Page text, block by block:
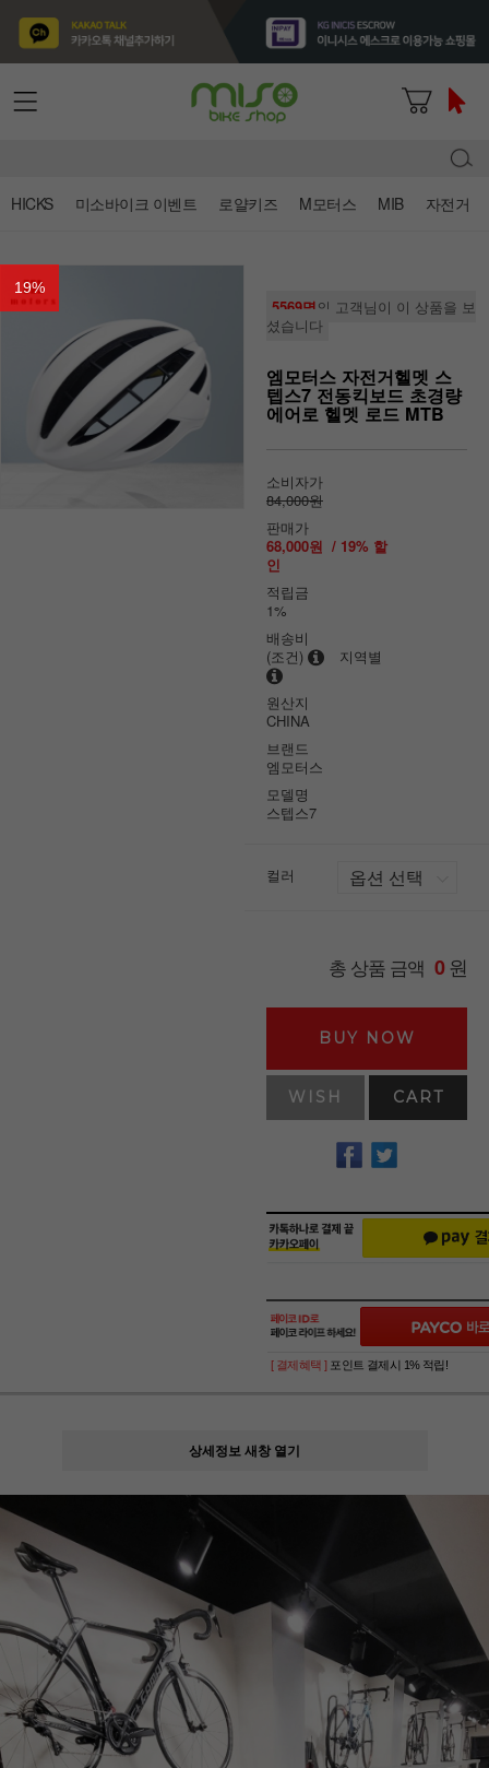
HICKS 미소바이크 이벤트 로얄키즈 M모터스 MIB 자전거
19%
5569명의 고객님이 이 상품을 보
셨습니다
엠모터스 자전거헬멧 스
텝스7 전동킥보드 초경량
에어로 헬멧 로드 MTB
소비자가
84,000원
판매가
68,000원 / 19% 할
인
적립금
1%
배송비
(조건)
지역별
원산지
CHINA
브랜드
엠모터스
모델명
스텝스7
컬러
총 상품 금액 0원
BUY NOW
WISH CART
[ 결제혜택 ] 포인트 결제시 1% 적립!
상세정보 새창 열기